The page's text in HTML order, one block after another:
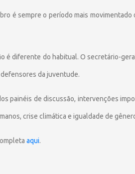
é sempre o período mais
é diferente do habitual. O secretário-
da juventude.
painéis de discussão, intervenções
crise climática e igualdade de
aqui.